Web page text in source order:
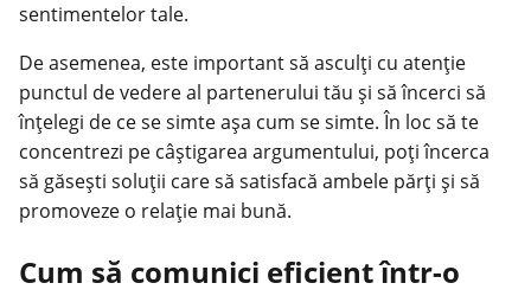
sentimentelor tale.
De asemenea, este important să asculți cu atenție
punctul de vedere al partenerului tău și să încerci să
înțelegi de ce se simte așa cum se simte. În loc să te
concentrezi pe câștigarea argumentului, poți încerca
să găsești soluții care să satisfacă ambele părți și să
promoveze o relație mai bună.
Cum să comunici eficient într-o